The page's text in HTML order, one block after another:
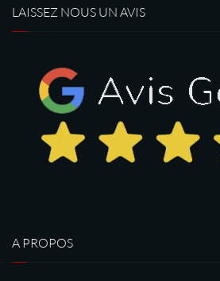
LAISSEZ NOUS UN AVIS
A PROPOS